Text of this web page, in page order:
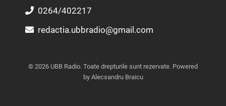
0264/402217
redactia.ubbradio@gmail.com
© 2026 UBB Radio. Toate drepturile sunt rezervate. Powered
by Alecsandru Braicu